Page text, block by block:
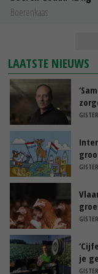
Boerenkaas
LAATSTE NIEUWS
je